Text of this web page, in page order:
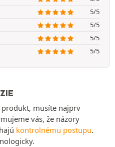
5/5
5/5
5/5
5/5
musíte najprv
vás, že názory
kontrolnému postupu.